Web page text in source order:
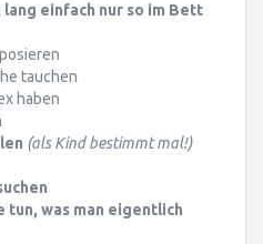
lang einfach nur so im Bett
tauchen
haben
(als Kind bestimmt mal!)
tun, was man eigentlich